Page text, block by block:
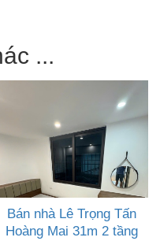
...
Bán nhà Lê Trọng Tấn
Hoàng Mai 31m 2 tầng